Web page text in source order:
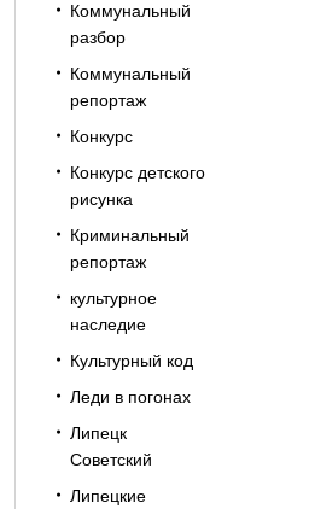
Коммунальный
разбор
Коммунальный
репортаж
Конкурс
Конкурс детского
рисунка
Криминальный
репортаж
культурное
наследие
Культурный код
Леди в погонах
Липецк
Советский
Липецкие